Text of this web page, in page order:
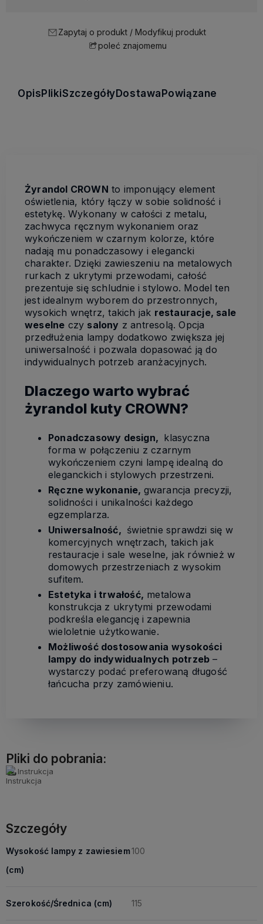
Zapytaj o produkt / Modyfikuj produkt
poleć znajomemu
Opis PlikiSzczegóły Dostawa Powiązane
Żyrandol CROWN to imponujący element
oświetlenia, który łączy w sobie solidność i
estetykę. Wykonany w całości z metalu,
zachwyca ręcznym wykonaniem oraz
wykończeniem w czarnym kolorze, które
nadają mu ponadczasowy i elegancki
charakter. Dzięki zawieszeniu na metalowych
rurkach z ukrytymi przewodami, całość
prezentuje się schludnie i stylowo. Model ten
jest idealnym wyborem do przestronnych,
wysokich wnętrz, takich jak restauracje, sale
weselne czy salony z antresolą. Opcja
przedłużenia lampy dodatkowo zwiększa jej
uniwersalność i pozwala dopasować ją do
indywidualnych potrzeb aranżacyjnych.
Dlaczego warto wybrać
żyrandol kuty CROWN?
Ponadczasowy design, klasyczna
forma w połączeniu z czarnym
wykończeniem czyni lampę idealną do
eleganckich i stylowych przestrzeni.
Ręczne wykonanie, gwarancja precyzji,
solidności i unikalności każdego
egzemplarza.
Uniwersalność, świetnie sprawdzi się w
komercyjnych wnętrzach, takich jak
restauracje i sale weselne, jak również w
domowych przestrzeniach z wysokim
sufitem.
Estetyka i trwałość, metalowa
konstrukcja z ukrytymi przewodami
podkreśla elegancję i zapewnia
wieloletnie użytkowanie.
Możliwość dostosowania wysokości
lampy do indywidualnych potrzeb –
wystarczy podać preferowaną długość
łańcucha przy zamówieniu.
Pliki do pobrania:
Instrukcja
Szczegóły
Wysokość lampy z zawiesiem
(cm)
100
Szerokość/Średnica (cm) 115